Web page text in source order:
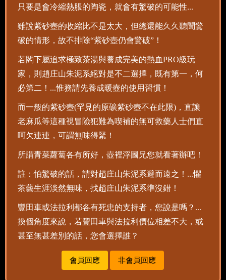
只要是會冷縮熱脹的陶瓷，就會有驚破的可能性...
雖說紫砂壺的收縮比不是太大，但總還能久久聽聞驚
破的情形，故不排除“紫砂壺仍會驚破”！
若閣下屬追求極致茶湯與養成完美的熱血PRO級玩
家，則趙庄山朱泥系絕對是不二選擇，既有第一，何
必第二！...惟務請先養成暖壺的使用習慣！
而一般的紫砂壺(罕見的原礦紫砂壺不在此限)，直讓
老麻瓜等這種視冒險犯難為喫補的無可救藥人士們直
呵欠連連，可謂無味得緊！
所謂青菜蘿蔔各有所好，壺裡浮圖兄您就看著辦吧！
註：怕驚破的話，請對趙庄山朱泥系避而遠之！...懼
茶藝生涯淡然無味，找趙庄山朱泥系準沒錯！
豐田車或法拉利都各有死忠的支持者，您說是嗎？...
換個角度來說，若豐田車與法拉利價位相差不大，或
甚至無甚差別的話，您會選擇誰？
會員回應 非會員回應